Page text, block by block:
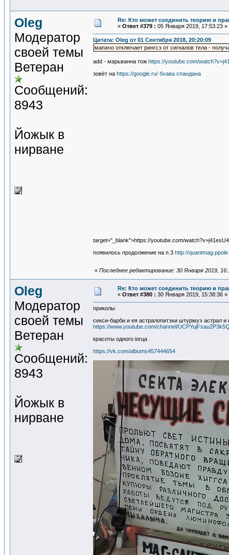
Oleg
Модератор
своей темы
Ветеран
Сообщений:
8943
Йожык в
нирване
Re: Кто может соединить теорию и
« Ответ #379 : 05 Января 2019, 17:53:23 »
Цитата: Oleg от 01 Сентября 2018, 20:20:09
мапачо отключает рингсэ от сигналов тела -
add - марьванна тож https://youtube.com/
зовёт на https://google.ru/ бхава спандана
target="_blank">https://youtube.com/
появилось продолжение на п.3 http://
« Последнее редактирование: 30 Января 2019,
Oleg
Модератор
своей темы
Ветеран
Сообщений:
8943
Йожык в
нирване
Re: Кто может соединить теорию и
« Ответ #380 : 30 Января 2019, 15:38:36 »
приколы
секси-барби и ея астралопитэки штурмуэ астрал
https://www.youtube.com/channel/
красоты одного ioгца
https://vk.com/albums457444654